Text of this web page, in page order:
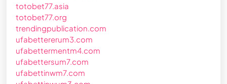
totobet77.asia
totobet77.org
trendingpublication.com
ufabettererum3.com
ufabettermentm4.com
ufabettersum7.com
ufabettinwm7.com